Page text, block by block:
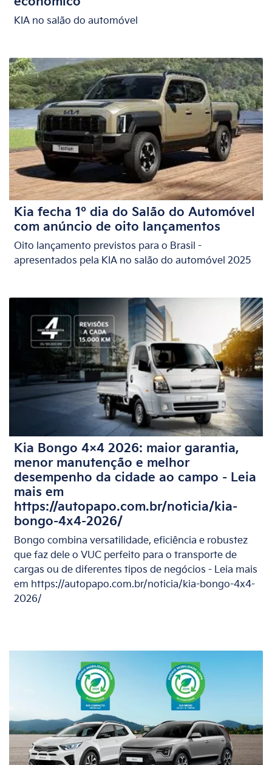
KIA no salão do automóvel
Kia fecha 1º dia do Salão do Automóvel
com anúncio de oito lançamentos
Oito lançamento previstos para o Brasil -
apresentados pela KIA no salão do automóvel 2025
Kia Bongo 4×4 2026: maior garantia,
menor manutenção e melhor
desempenho da cidade ao campo - Leia
mais em
https://autopapo.com.br/noticia/kia-
bongo-4x4-2026/
Bongo combina versatilidade, eficiência e robustez
que faz dele o VUC perfeito para o transporte de
cargas ou de diferentes tipos de negócios - Leia mais
em https://autopapo.com.br/noticia/kia-bongo-4x4-
2026/